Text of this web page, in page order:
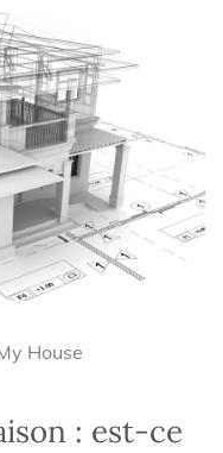
House
: est-ce